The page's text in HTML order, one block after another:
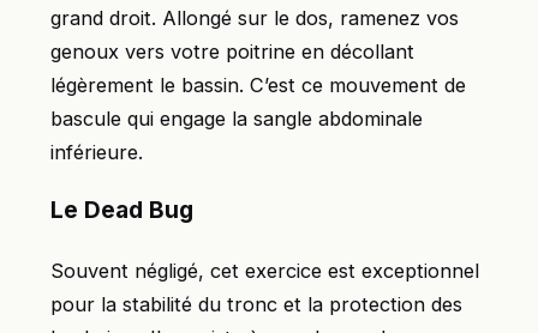
grand droit. Allongé sur le dos, ramenez vos
genoux vers votre poitrine en décollant
légèrement le bassin. C’est ce mouvement de
bascule qui engage la sangle abdominale
inférieure.
Le Dead Bug
Souvent négligé, cet exercice est exceptionnel
pour la stabilité du tronc et la protection des